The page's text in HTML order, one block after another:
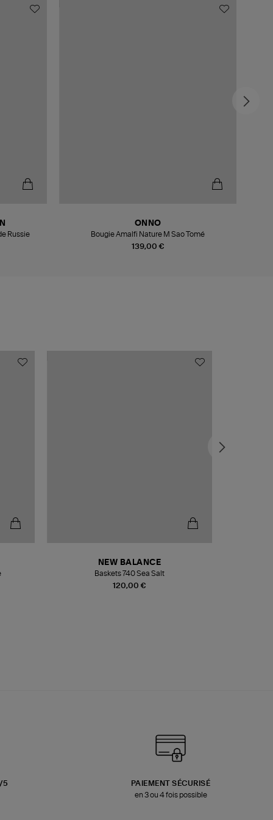
Russie
139,00 €
ONNO
Bougie Amalfi Nature M Sao Tomé
120,00 €
NEW BALANCE
Baskets 740 Sea Salt
5
PAIEMENT SÉCURISÉ
en 3 ou 4 fois possible